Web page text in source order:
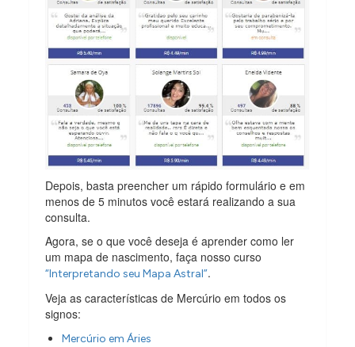
Depois, basta preencher um rápido formulário e em
menos de 5 minutos você estará realizando a sua
consulta.
Agora, se o que você deseja é aprender como ler
um mapa de nascimento, faça nosso curso
“Interpretando seu Mapa Astral”.
Veja as características de Mercúrio em todos os
signos:
Mercúrio em Áries